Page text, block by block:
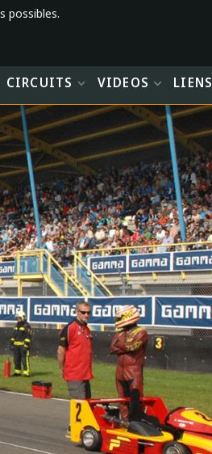
CIRCUITS VIDEOS LIENS
possibles.